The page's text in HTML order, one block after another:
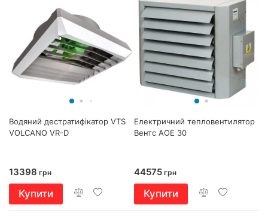
Водяний дестратифікатор VTS
VOLCANO VR-D
13398 грн
Купити
Електричний тепловентилятор
Вентс АОЕ 30
44575 грн
Купити